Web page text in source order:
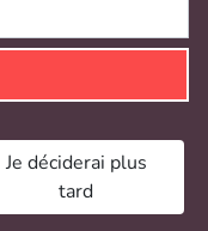
je viens de parler
des arrêts maladie,
Je déciderai plus
tard